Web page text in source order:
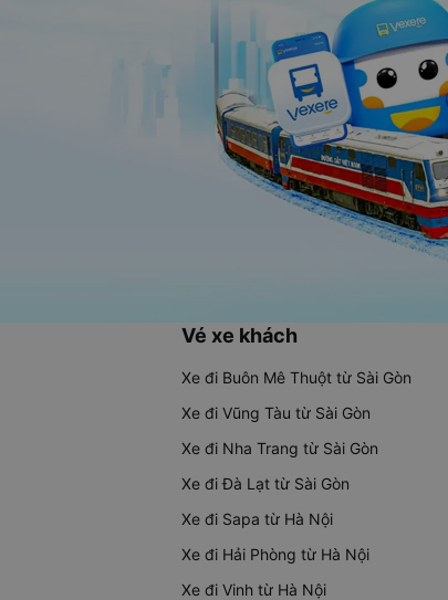
Vé xe khách
Xe đi Buôn Mê Thuột từ Sài Gòn
Xe đi Vũng Tàu từ Sài Gòn
Xe đi Nha Trang từ Sài Gòn
Xe đi Đà Lạt từ Sài Gòn
Xe đi Sapa từ Hà Nội
Xe đi Hải Phòng từ Hà Nội
Xe đi Vinh từ Hà Nội